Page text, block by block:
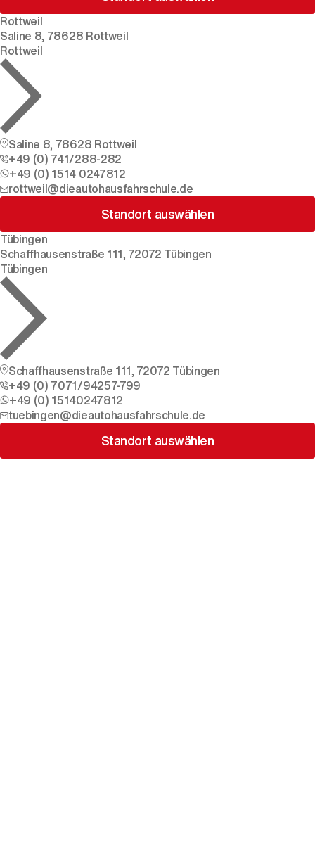
Rottweil
Saline 8, 78628 Rottweil
Rottweil
Saline 8, 78628 Rottweil
+49 (0) 741/288-282
+49 (0) 1514 0247812
rottweil@dieautohausfahrschule.de
Standort auswählen
Tübingen
Schaffhausenstraße 111, 72072 Tübingen
Tübingen
Schaffhausenstraße 111, 72072 Tübingen
+49 (0) 7071/94257-799
+49 (0) 15140247812
tuebingen@dieautohausfahrschule.de
Standort auswählen